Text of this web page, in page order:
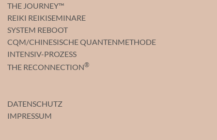
THE JOURNEY™
REIKI REIKISEMINARE
SYSTEM REBOOT
CQM/CHINESISCHE QUANTENMETHODE
INTENSIV-PROZESS
THE RECONNECTION®
DATENSCHUTZ
IMPRESSUM